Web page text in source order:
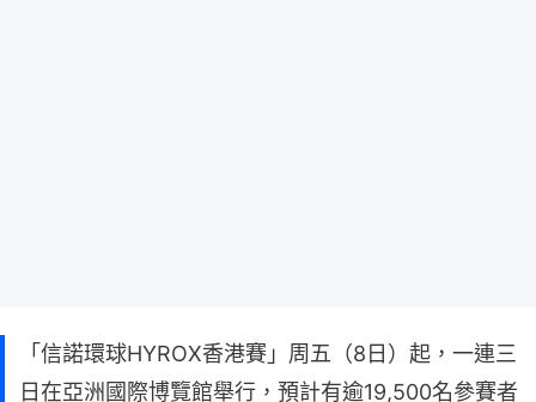
「信諾環球HYROX香港賽」周五（8日）起，一連三
日在亞洲國際博覽館舉行，預計有逾19,500名參賽者